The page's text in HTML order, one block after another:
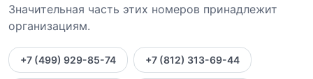
Значительная часть этих номеров принадлежит
организациям.
+7 (499) 929-85-74 +7 (812) 313-69-44